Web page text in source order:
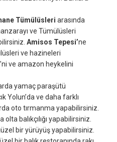
Tümülüsleri arasında
ve Tümülüsleri
Amisos Tepesi’ne
ve hazineleri
ve amazon heykelini
yamaç paraşütü
Yolun’da ve daha farklı
oto tırmanma yapabilirsiniz.
balıkçılığı yapabilirsiniz.
bir yürüyüş yapabilirsiniz.